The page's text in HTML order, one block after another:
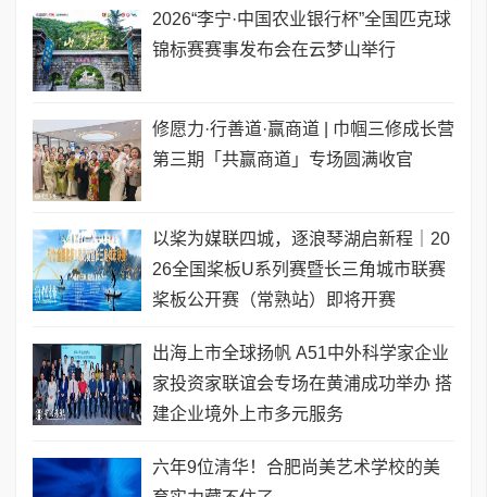
2026“李宁·中国农业银行杯”全国匹克球
锦标赛赛事发布会在云梦山举行
修愿力·行善道·赢商道 | 巾帼三修成长营
第三期「共赢商道」专场圆满收官
以桨为媒联四城，逐浪琴湖启新程｜20
26全国桨板U系列赛暨长三角城市联赛
桨板公开赛（常熟站）即将开赛
出海上市全球扬帆 A51中外科学家企业
家投资家联谊会专场在黄浦成功举办 搭
建企业境外上市多元服务
六年9位清华！合肥尚美艺术学校的美